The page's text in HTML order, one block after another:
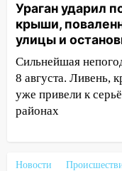
13:47 На
ветром
13:46 Сильный
СТО на
13:35
транспорту: в
сошёл с
дороги в
Ураган ударил
крыши,
улицы и
Сильнейшая
8 августа. Ливень,
уже привели к
районах
Новости